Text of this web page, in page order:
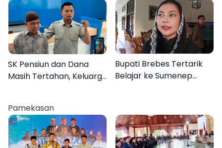
Desa Dapenda
SK Pensiun dan Dana
Masih Tertahan, Keluarga
Bupati Brebes Tertarik
Belajar ke Sumenep
Pamekasan